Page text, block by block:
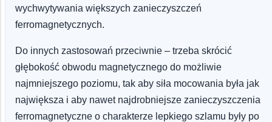
wychwytywania większych zanieczyszczeń
ferromagnetycznych.
Do innych zastosowań przeciwnie – trzeba skrócić
głębokość obwodu magnetycznego do możliwie
najmniejszego poziomu, tak aby siła mocowania była jak
największa i aby nawet najdrobniejsze zanieczyszczenia
ferromagnetyczne o charakterze lepkiego szlamu były po